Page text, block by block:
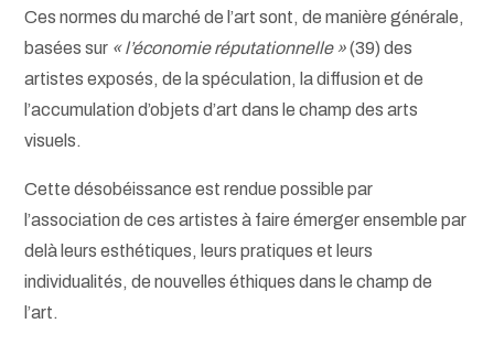
Ces normes du marché de l’art sont, de manière générale,
basées sur « l’économie réputationnelle »(39) des
artistes exposés, de la spéculation, la diffusion et de
l’accumulation d’objets d’art dans le champ des arts
visuels.
Cette désobéissance est rendue possible par
l’association de ces artistes à faire émerger ensemble par
delà leurs esthétiques, leurs pratiques et leurs
individualités, de nouvelles éthiques dans le champ de
l’art.